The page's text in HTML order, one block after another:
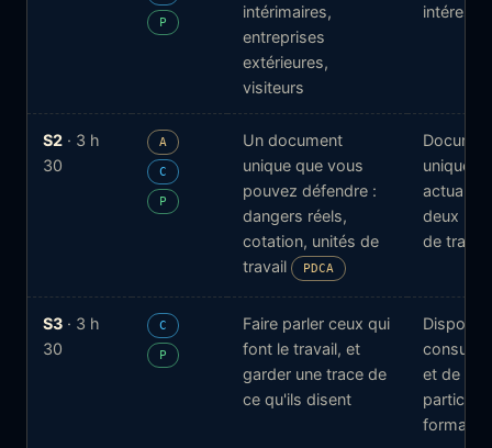
P
intérimaires,
entreprises
extérieures,
visiteurs
S2 · 3 h
30
A
C
P
Un document
unique que vous
pouvez défendre :
dangers réels,
cotation, unités de
travail
PDCA
unique
actualisé
deux
de travail
S3 · 3 h
30
C
P
Faire parler ceux qui
font le travail, et
garder une trace de
ce qu'ils disent
et de
formalisé